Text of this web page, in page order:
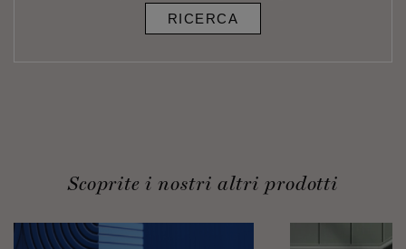
RICERCA
Scoprite i nostri altri prodotti